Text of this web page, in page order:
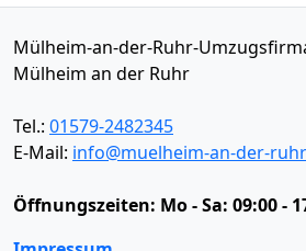
Mülheim-an-der-Ruhr-
Mülheim an der Ruhr
Tel.: 01579-2482345
E-Mail: info@muelheim-an-der-
Öffnungszeiten: Mo - Sa: 09:00 -